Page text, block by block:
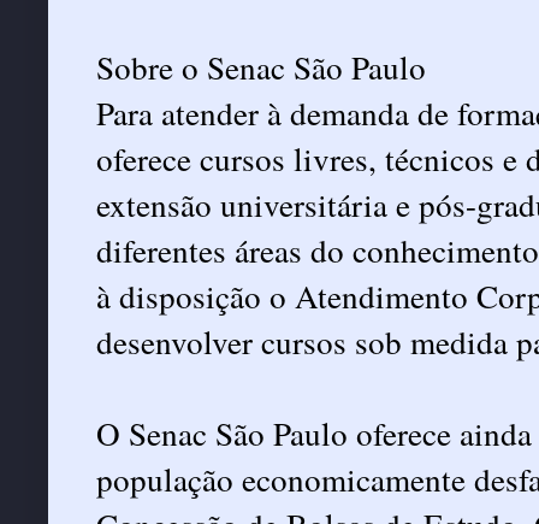
Sobre o Senac São Paulo
Para atender à demanda de
oferece cursos livres, técnicos e
extensão universitária e pós-
diferentes áreas do
à disposição o Atendimento
desenvolver cursos sob medida
O Senac São Paulo oferece
população economicamente